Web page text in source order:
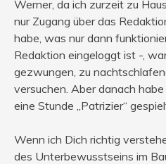
Werner, da ich zurzeit zu
nur Zugang über das
habe, was nur dann
Redaktion eingeloggt ist -,
gezwungen, zu
versuchen. Aber danach
eine Stunde „Patrizier“
Wenn ich Dich richtig
des Unterbewusstseins im